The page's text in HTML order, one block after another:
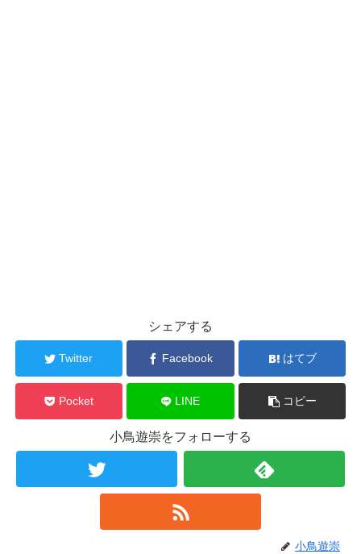
シェアする
Twitter Facebook はてブ
Pocket LINE コピー
小鳥遊崇をフォローする
小鳥遊崇